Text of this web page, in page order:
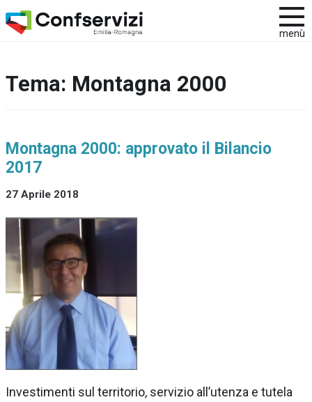
menù
Tema: Montagna 2000
Montagna 2000: approvato il Bilancio
2017
27 Aprile 2018
Investimenti sul territorio, servizio all’utenza e tutela